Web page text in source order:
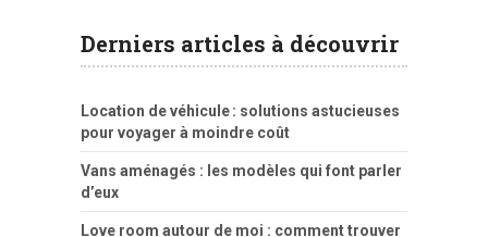
Derniers articles à découvrir
Location de véhicule : solutions astucieuses
pour voyager à moindre coût
Vans aménagés : les modèles qui font parler
d’eux
Love room autour de moi : comment trouver